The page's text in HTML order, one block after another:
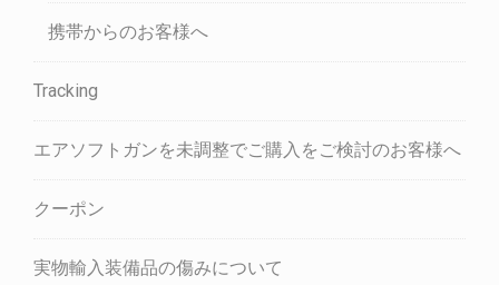
携帯からのお客様へ
Tracking
エアソフトガンを未調整でご購入をご検討のお客様へ
クーポン
実物輸入装備品の傷みについて